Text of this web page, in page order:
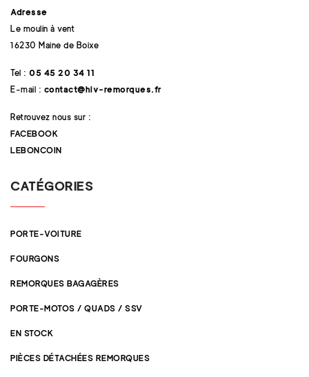
Adresse
Le moulin à vent
16230 Maine de Boixe
Tel : 05 45 20 34 11
E-mail : contact@hlv-remorques.fr
Retrouvez nous sur :
FACEBOOK
LEBONCOIN
CATÉGORIES
PORTE-VOITURE
FOURGONS
REMORQUES BAGAGÈRES
PORTE-MOTOS / QUADS / SSV
EN STOCK
PIÈCES DÉTACHÉES REMORQUES